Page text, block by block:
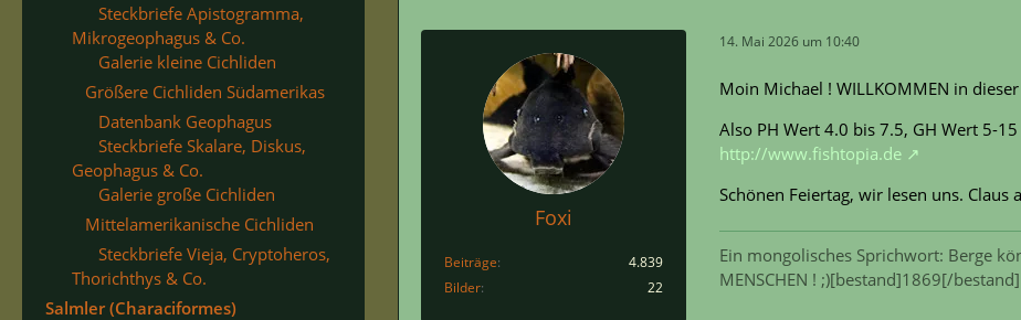
Steckbriefe Apistogramma,
Mikrogeophagus & Co.
Galerie kleine Cichliden
Größere Cichliden Südamerikas
Datenbank Geophagus
Steckbriefe Skalare, Diskus,
Geophagus & Co.
Galerie große Cichliden
Mittelamerikanische Cichliden
Steckbriefe Vieja, Cryptoheros,
Thorichthys & Co.
Salmler (Characiformes)
Foxi
Beiträge
4.839
Bilder
22
14. Mai 2026 um 10:40
Moin Michael ! WILLKOMMEN in
Also PH Wert 4.0 bis 7.5, GH Wert 5-
http://www.fishtopia.de
Schönen Feiertag, wir lesen uns. Claus
Ein mongolisches Sprichwort: Berge
MENSCHEN ! ;)[bestand]1869[/bestand]